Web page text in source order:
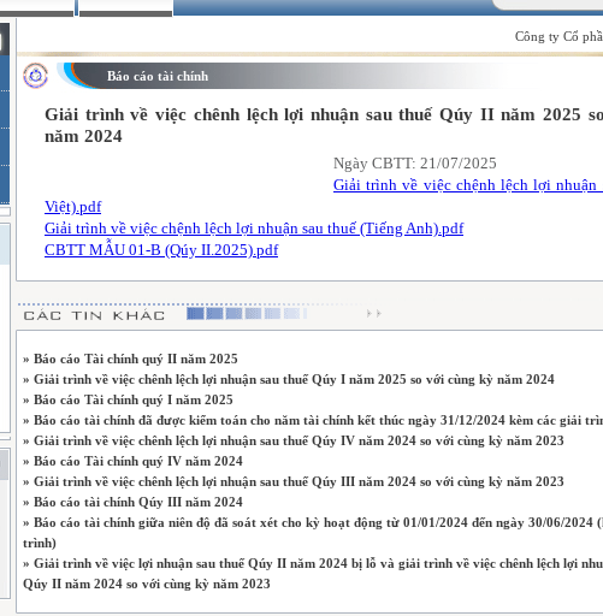
Công ty Cổ
Báo cáo tài chính
Giải trình về việc chênh lệch lợi nhuận sau thuế Qúy II năm 2025
năm 2024
Ngày CBTT: 21/07/2025
Giải trình về việc chệnh lệch lợi nhuận
Việt).pdf
Giải trình về việc chệnh lệch lợi nhuận sau thuế (Tiếng Anh).pdf
CBTT MẪU 01-B (Qúy II.2025).pdf
» Báo cáo Tài chính quý II năm 2025
» Giải trình về việc chênh lệch lợi nhuận sau thuế Qúy I năm 2025 so với cùng kỳ năm 2024
» Báo cáo Tài chính quý I năm 2025
» Báo cáo tài chính đã được kiểm toán cho năm tài chính kết thúc ngày 31/12/2024 kèm các giải
» Giải trình về việc chênh lệch lợi nhuận sau thuế Qúy IV năm 2024 so với cùng kỳ năm 2023
» Báo cáo Tài chính quý IV năm 2024
» Giải trình về việc chênh lệch lợi nhuận sau thuế Qúy III năm 2024 so với cùng kỳ năm 2023
» Báo cáo tài chính Qúy III năm 2024
» Báo cáo tài chính giữa niên độ đã soát xét cho kỳ hoạt động từ 01/01/2024 đến ngày 30/06/2024
trình)
» Giải trình về việc lợi nhuận sau thuế Qúy II năm 2024 bị lỗ và giải trình về việc chênh lệch lợi
Qúy II năm 2024 so với cùng kỳ năm 2023